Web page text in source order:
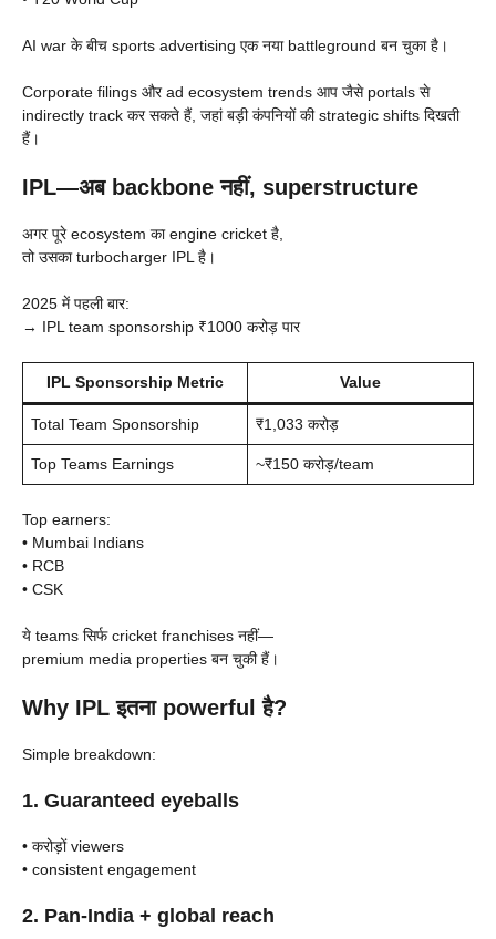
AI war के बीच sports advertising एक नया battleground बन चुका है।
Corporate filings और ad ecosystem trends आप जैसे portals से
indirectly track कर सकते हैं, जहां बड़ी कंपनियों की strategic shifts दिखती
हैं।
IPL—अब backbone नहीं, superstructure
अगर पूरे ecosystem का engine cricket है,
तो उसका turbocharger IPL है।
2025 में पहली बार:
→ IPL team sponsorship ₹1000 करोड़ पार
IPL Sponsorship Metric Value
Total Team Sponsorship ₹1,033 करोड़
Top Teams Earnings ~₹150 करोड़/team
Top earners:
• Mumbai Indians
• RCB
• CSK
ये teams सिर्फ cricket franchises नहीं—
premium media properties बन चुकी हैं।
Why IPL इतना powerful है?
Simple breakdown:
1. Guaranteed eyeballs
• करोड़ों viewers
• consistent engagement
2. Pan-India + global reach